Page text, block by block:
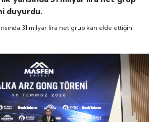
duyurdu.
31 milyar lira net grup karı elde ettiğini